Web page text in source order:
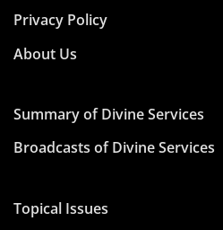
Privacy Policy
About Us
Summary of Divine Services
Broadcasts of Divine Services
Topical Issues